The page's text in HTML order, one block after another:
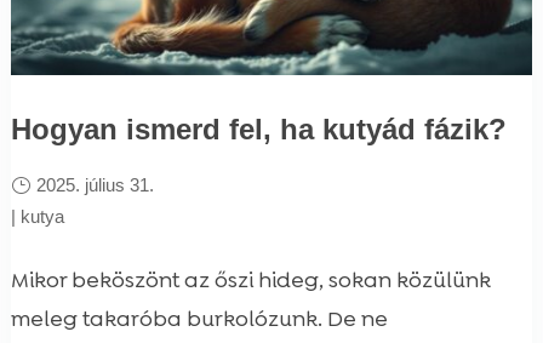
Hogyan ismerd fel, ha kutyád fázik?
2025. július 31.
| kutya
Mikor beköszönt az őszi hideg, sokan közülünk
meleg takaróba burkolózunk. De ne